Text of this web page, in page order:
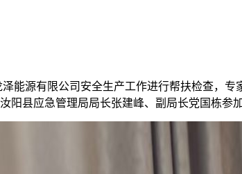
能源有限公司安全生产工作进行帮扶检查，
阳县应急管理局局长张建峰、副局长党国栋参加